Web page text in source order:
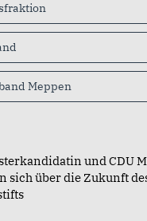
Meppen
und CDU
sich über die Zukunft